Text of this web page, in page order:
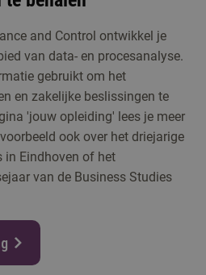
and Control ontwikkel je
van data- en procesanalyse.
gebruikt om het
en zakelijke beslissingen te
'jouw opleiding' lees je meer
ook over het driejarige
in Eindhoven of het
van de Business Studies